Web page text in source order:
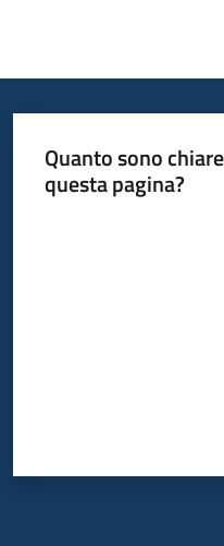
locali
Quanto sono
questa pagina?